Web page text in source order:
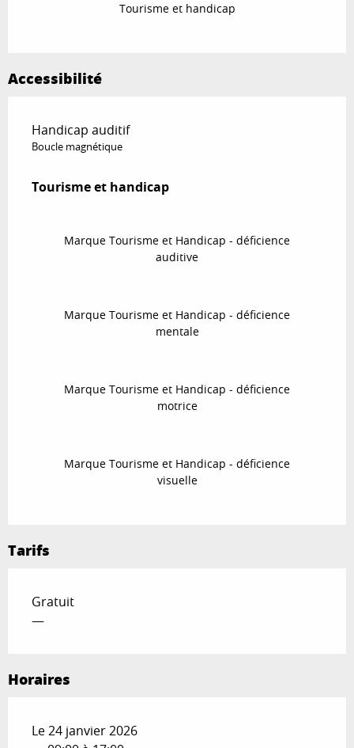
Tourisme et handicap
Accessibilité
Handicap auditif
Boucle magnétique
Tourisme et handicap
Tourisme et handicap
Marque Tourisme et Handicap - déficience
auditive
Marque Tourisme et Handicap - déficience
mentale
Marque Tourisme et Handicap - déficience
motrice
Marque Tourisme et Handicap - déficience
visuelle
Tarifs
Gratuit
—
Horaires
Le 24 janvier 2026